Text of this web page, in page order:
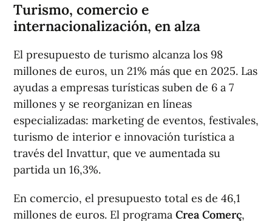
Turismo, comercio e
internacionalización, en alza
El presupuesto de turismo alcanza los 98
millones de euros, un 21% más que en 2025. Las
ayudas a empresas turísticas suben de 6 a 7
millones y se reorganizan en líneas
especializadas: marketing de eventos, festivales,
turismo de interior e innovación turística a
través del Invattur, que ve aumentada su
partida un 16,3%.
En comercio, el presupuesto total es de 46,1
millones de euros. El programa Crea Comerç,